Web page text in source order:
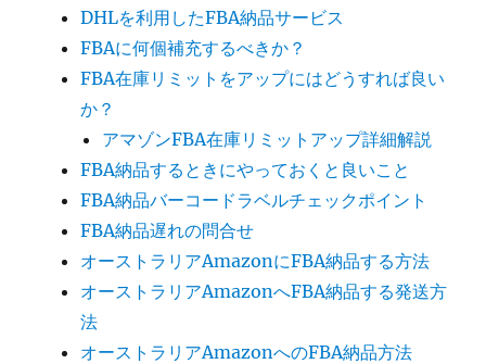
DHLを利用したFBA納品サービス
FBAに何個補充するべきか？
FBA在庫リミットをアップにはどうすれば良い
か？
アマゾンFBA在庫リミットアップ詳細解説
FBA納品するときにやっておくと良いこと
FBA納品バーコードラベルチェックポイント
FBA納品遅れの問合せ
オーストラリアAmazonにFBA納品する方法
オーストラリアAmazonへFBA納品する発送方
法
オーストラリアAmazonへのFBA納品方法